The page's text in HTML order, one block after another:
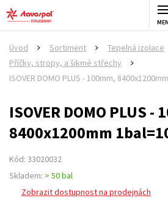
Úvod Sortiment Tepelná izolace
Příčky, stropy, a šikmé střechy
ISOVER DOMO PLUS - 100mm,
ISOVER DOMO PLUS -
8400x1200mm
Kód: 33020032
Skladem: > 50 bal
Zobrazit dostupnost na prodejnách